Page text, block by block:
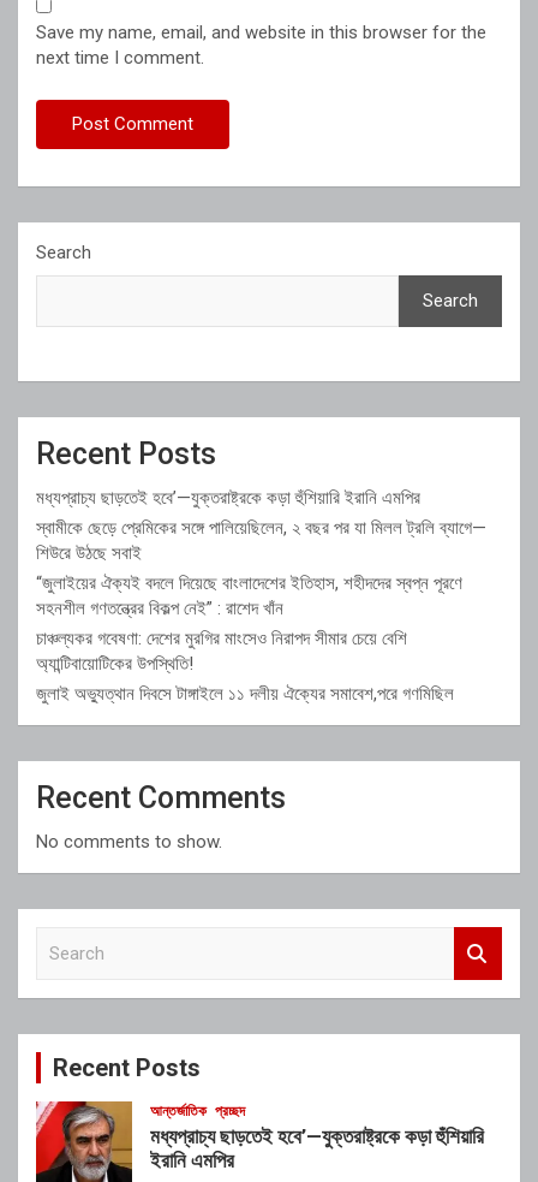
Save my name, email, and website in this browser for the
next time I comment.
Search
Search
Recent Posts
মধ্যপ্রাচ্য ছাড়তেই হবে’—যুক্তরাষ্ট্রকে কড়া হুঁশিয়ারি ইরানি এমপির
স্বামীকে ছেড়ে প্রেমিকের সঙ্গে পালিয়েছিলেন, ২ বছর পর যা মিলল ট্রলি ব্যাগে—
শিউরে উঠছে সবাই
“জুলাইয়ের ঐক্যই বদলে দিয়েছে বাংলাদেশের ইতিহাস, শহীদদের স্বপ্ন পূরণে
সহনশীল গণতন্ত্রের বিকল্প নেই” : রাশেদ খাঁন
চাঞ্চল্যকর গবেষণা: দেশের মুরগির মাংসেও নিরাপদ সীমার চেয়ে বেশি
অ্যান্টিবায়োটিকের উপস্থিতি!
জুলাই অভ্যুত্থান দিবসে টাঙ্গাইলে ১১ দলীয় ঐক্যের সমাবেশ,পরে গণমিছিল
Recent Comments
No comments to show.
c
Recent Posts
আন্তর্জাতিক প্রচ্ছদ
মধ্যপ্রাচ্য ছাড়তেই হবে’—যুক্তরাষ্ট্রকে কড়া হুঁশিয়ারি
ইরানি এমপির